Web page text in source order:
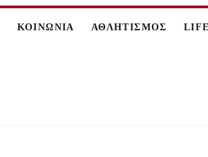
ΚΟΙΝΩΝΙΑ ΑΘΛΗΤΙΣΜΟΣ